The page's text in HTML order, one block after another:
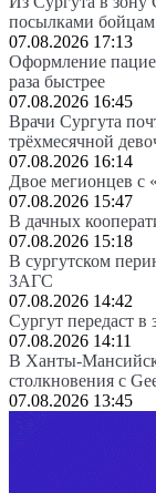
посылками бойцам
07.08.2026 17:13
Оформление
раза быстрее
07.08.2026 16:45
Врачи Сургута
трёхмесячной
07.08.2026 16:14
Двое мегионцев с
07.08.2026 15:47
В дачных
07.08.2026 15:18
В сургутском
ЗАГС
07.08.2026 14:42
Сургут передаст
07.08.2026 14:11
В Ханты-
столкновения с
07.08.2026 13:45